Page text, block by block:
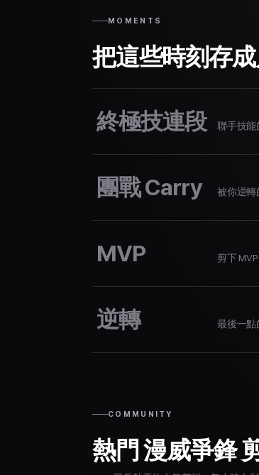
MOMENTS
把這些時刻存
終極技連段 聯手技能
團戰 Carry 被你逆轉
MVP 剪下
逆轉 最後一點
COMMUNITY
熱門 漫威爭鋒